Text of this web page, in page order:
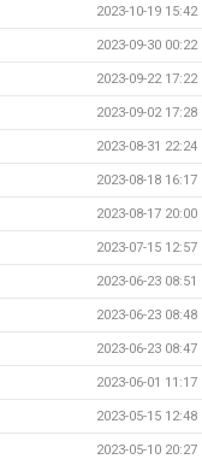
2023-10-19 15:42
2023-09-30 00:22
2023-09-22 17:22
2023-09-02 17:28
2023-08-31 22:24
2023-08-18 16:17
2023-08-17 20:00
2023-07-15 12:57
2023-06-23 08:51
2023-06-23 08:48
2023-06-23 08:47
2023-06-01 11:17
2023-05-15 12:48
2023-05-10 20:27